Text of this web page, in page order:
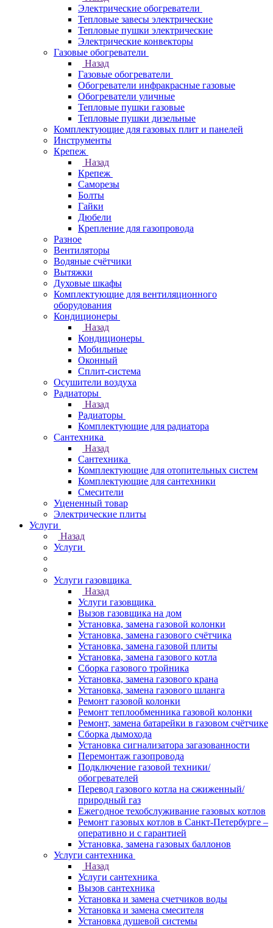
Электрические обогреватели
Тепловые завесы электрические
Тепловые пушки электрические
Электрические конвекторы
Газовые обогреватели
Назад
Газовые обогреватели
Обогреватели инфракрасные газовые
Обогреватели уличные
Тепловые пушки газовые
Тепловые пушки дизельные
Комплектующие для газовых плит и панелей
Инструменты
Крепеж
Назад
Крепеж
Саморезы
Болты
Гайки
Дюбели
Крепление для газопровода
Разное
Вентиляторы
Водяные счётчики
Вытяжки
Духовые шкафы
Комплектующие для вентиляционного
оборудования
Кондиционеры
Назад
Кондиционеры
Мобильные
Оконный
Сплит-система
Осушители воздуха
Радиаторы
Назад
Радиаторы
Комплектующие для радиатора
Сантехника
Назад
Сантехника
Комплектующие для отопительных систем
Комплектующие для сантехники
Смесители
Уцененный товар
Электрические плиты
Услуги
Назад
Услуги
Услуги газовщика
Назад
Услуги газовщика
Вызов газовщика на дом
Установка, замена газовой колонки
Установка, замена газового счётчика
Установка, замена газовой плиты
Установка, замена газового котла
Сборка газового тройника
Установка, замена газового крана
Установка, замена газового шланга
Ремонт газовой колонки
Ремонт теплообменника газовой колонки
Ремонт, замена батарейки в газовом счётчике
Сборка дымохода
Установка сигнализатора загазованности
Перемонтаж газопровода
Подключение газовой техники/
обогревателей
Перевод газового котла на сжиженный/
природный газ
Ежегодное техобслуживание газовых котлов
Ремонт газовых котлов в Санкт-Петербурге –
оперативно и с гарантией
Установка, замена газовых баллонов
Услуги сантехника
Назад
Услуги сантехника
Вызов сантехника
Установка и замена счетчиков воды
Установка и замена смесителя
Установка душевой системы